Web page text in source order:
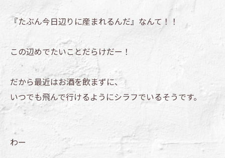
『たぶん今日辺りに産まれるんだ』なんて！！
この辺めでたいことだらけだー！
だから最近はお酒を飲まずに、
いつでも飛んで行けるようにシラフでいるそうです。
わー